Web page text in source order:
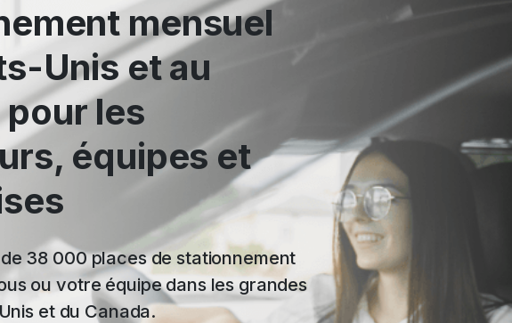
mensuel
Unis et au
pour les
équipes et
38 000 places de stationnement
ou votre équipe dans les grandes
et du Canada.